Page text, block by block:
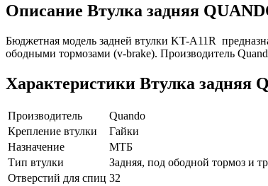
Описание Втулка задняя
Бюджетная модель задней втулки KT-A11R
ободными тормозами (v-brake). Производитель
Характеристики Втулка задняя
Производитель
Quando
Крепление втулки
Гайки
Назначение
МТБ
Тип втулки
Задняя, под ободной тормоз и
Отверстий для спиц 32